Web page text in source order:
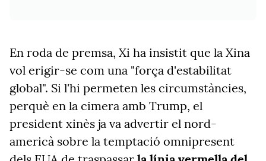
En roda de premsa, Xi ha insistit que la Xina
vol erigir-se com una "força d'estabilitat
global". Si l'hi permeten les circumstàncies,
perquè en la cimera amb Trump, el
president xinès ja va advertir el nord-
americà sobre la temptació omnipresent